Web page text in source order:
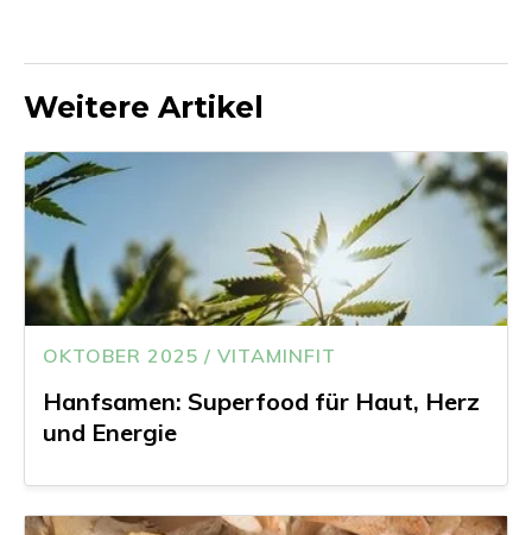
Weitere Artikel
OKTOBER 2025 / VITAMINFIT
Hanfsamen: Superfood für Haut, Herz
und Energie